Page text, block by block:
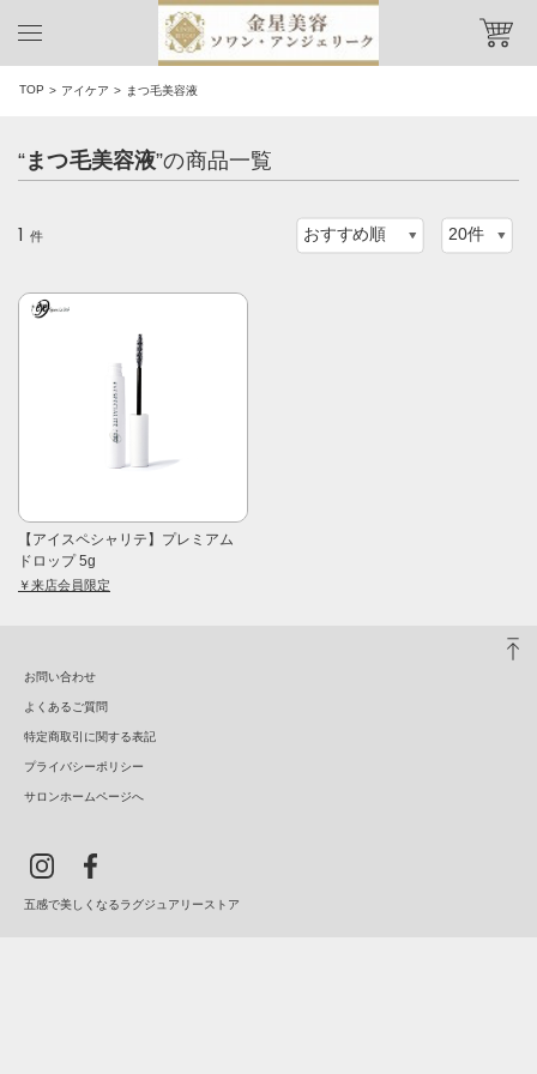
TOP アイケア まつ毛美容液
“まつ毛美容液”の商品一覧
1 件
【アイスペシャリテ】プレミアム
ドロップ 5g
￥来店会員限定
お問い合わせ
よくあるご質問
特定商取引に関する表記
プライバシーポリシー
サロンホームページへ
五感で美しくなるラグジュアリーストア